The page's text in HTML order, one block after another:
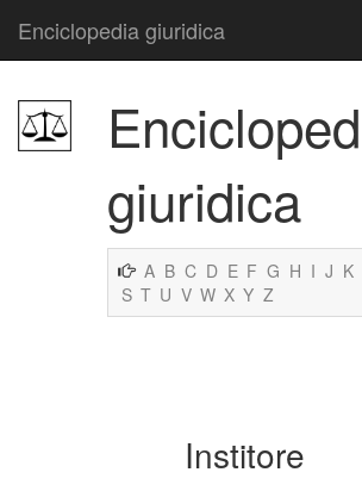
Enciclopedia giuridica
giuridica
A B C D E F G H I J K
S T U V W X Y Z
Institore